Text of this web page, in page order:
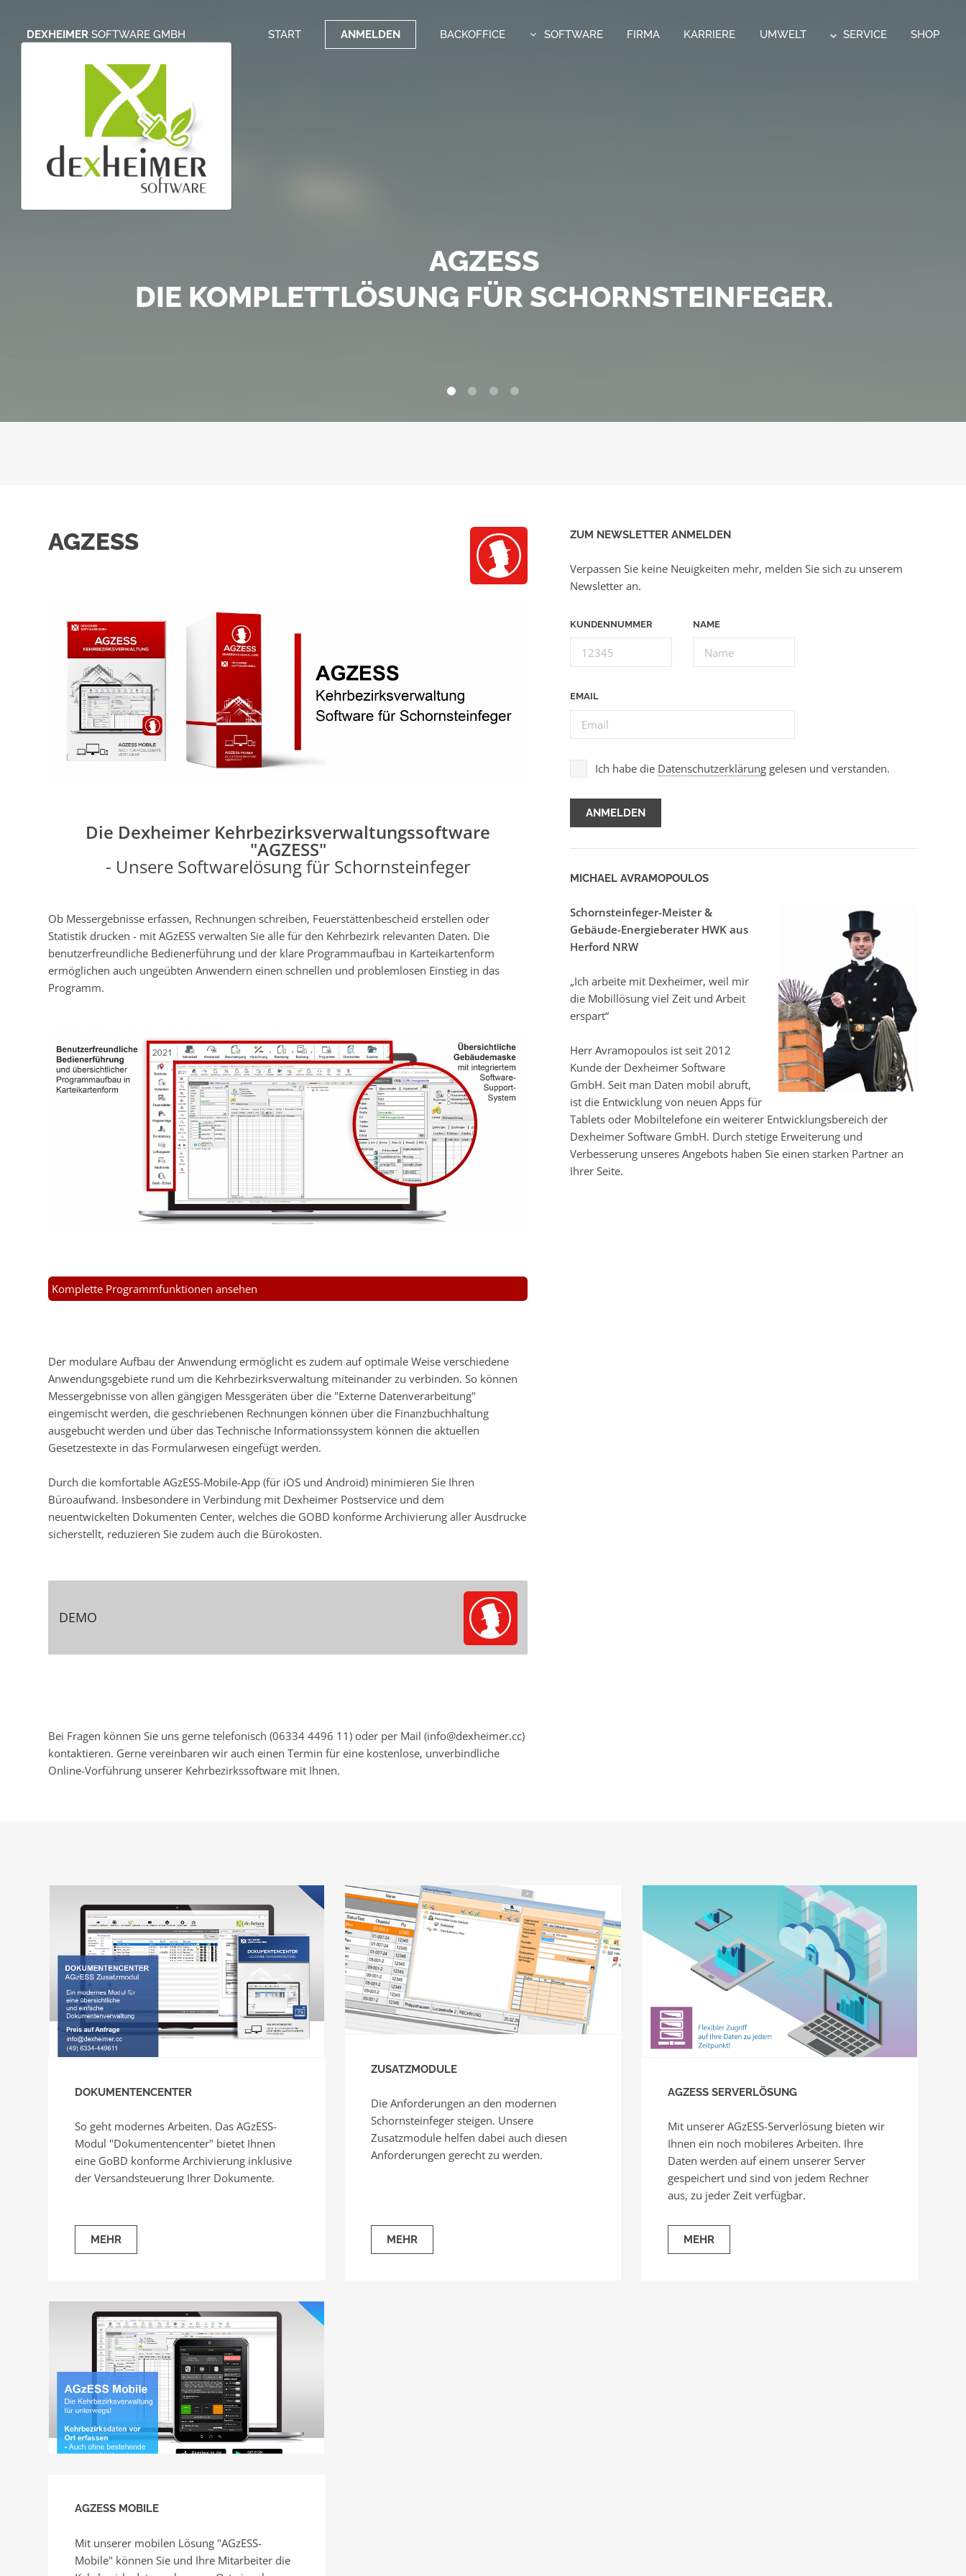
DEXHEIMER SOFTWARE GMBH START ANMELDEN BACKOFFICE SOFTWARE FIRMA KARRIERE UMWELT SERVICE SHOP
AGZESS
DIE KOMPLETTLÖSUNG FÜR SCHORNSTEINFEGER.
SOFTWARE MIT WEITBLICK.
ONLINE BRIEFE VERSENDEN MIT DEM POSTSERVICE
0 2
AGZESS
Die Dexheimer Kehrbezirksverwaltungssoftware
"AGZESS"
- Unsere Softwarelösung für Schornsteinfeger
Ob Messergebnisse erfassen, Rechnungen schreiben, Feuerstättenbescheid erstellen oder
Statistik drucken - mit AGzESS verwalten Sie alle für den Kehrbezirk relevanten Daten. Die
benutzerfreundliche Bedienerführung und der klare Programmaufbau in Karteikartenform
ermöglichen auch ungeübten Anwendern einen schnellen und problemlosen Einstieg in das
Programm.
Komplette Programmfunktionen ansehen
Der modulare Aufbau der Anwendung ermöglicht es zudem auf optimale Weise verschiedene
Anwendungsgebiete rund um die Kehrbezirksverwaltung miteinander zu verbinden. So können
Messergebnisse von allen gängigen Messgeräten über die "Externe Datenverarbeitung"
eingemischt werden, die geschriebenen Rechnungen können über die Finanzbuchhaltung
ausgebucht werden und über das Technische Informationssystem können die aktuellen
Gesetzestexte in das Formularwesen eingefügt werden.
Durch die komfortable AGzESS-Mobile-App (für iOS und Android) minimieren Sie Ihren
Büroaufwand. Insbesondere in Verbindung mit Dexheimer Postservice und dem
neuentwickelten Dokumenten Center, welches die GOBD konforme Archivierung aller Ausdrucke
sicherstellt, reduzieren Sie zudem auch die Bürokosten.
DEMO
Bei Fragen können Sie uns gerne telefonisch (06334 4496 11) oder per Mail (info@dexheimer.cc)
kontaktieren. Gerne vereinbaren wir auch einen Termin für eine kostenlose, unverbindliche
Online-Vorführung unserer Kehrbezirkssoftware mit Ihnen.
ZUM NEWSLETTER ANMELDEN
Verpassen Sie keine Neuigkeiten mehr, melden Sie sich zu unserem
Newsletter an.
KUNDENNUMMER NAME
EMAIL
Ich habe die Datenschutzerklärung gelesen und verstanden.
MICHAEL AVRAMOPOULOS
Schornsteinfeger-Meister &
Gebäude-Energieberater HWK aus
Herford NRW
„Ich arbeite mit Dexheimer, weil mir
die Mobillösung viel Zeit und Arbeit
erspart“
Herr Avramopoulos ist seit 2012
Kunde der Dexheimer Software
GmbH. Seit man Daten mobil abruft,
ist die Entwicklung von neuen Apps für
Tablets oder Mobiltelefone ein weiterer Entwicklungsbereich der
Dexheimer Software GmbH. Durch stetige Erweiterung und
Verbesserung unseres Angebots haben Sie einen starken Partner an
Ihrer Seite.
DOKUMENTENCENTER
So geht modernes Arbeiten. Das AGzESS-
Modul "Dokumentencenter" bietet Ihnen
eine GoBD konforme Archivierung inklusive
der Versandsteuerung Ihrer Dokumente.
MEHR
ZUSATZMODULE
Die Anforderungen an den modernen
Schornsteinfeger steigen. Unsere
Zusatzmodule helfen dabei auch diesen
Anforderungen gerecht zu werden.
MEHR
AGZESS SERVERLÖSUNG
Mit unserer AGzESS-Serverlösung bieten wir
Ihnen ein noch mobileres Arbeiten. Ihre
Daten werden auf einem unserer Server
gespeichert und sind von jedem Rechner
aus, zu jeder Zeit verfügbar.
MEHR
AGZESS MOBILE
Mit unserer mobilen Lösung "AGzESS-
Mobile" können Sie und Ihre Mitarbeiter die